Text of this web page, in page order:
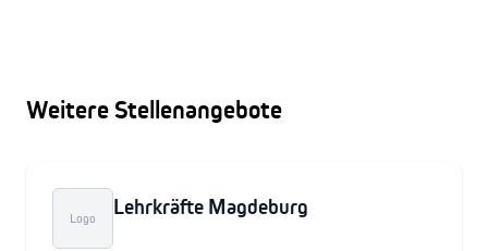
Weitere Stellenangebote
Logo Lehrkräfte Magdeburg